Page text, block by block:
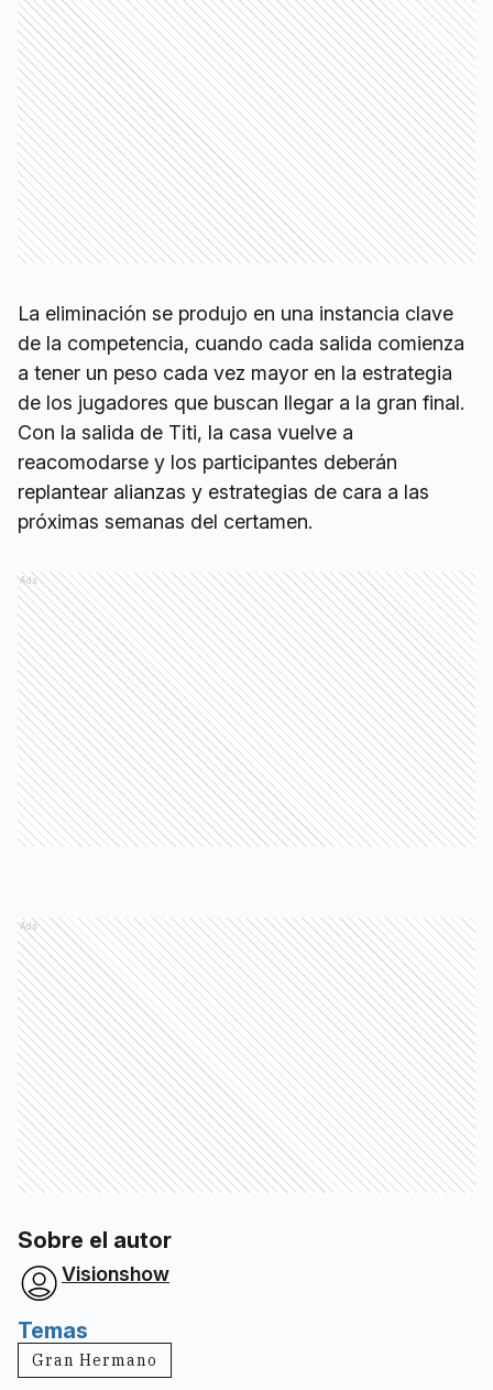
La eliminación se produjo en una instancia clave
de la competencia, cuando cada salida comienza
a tener un peso cada vez mayor en la estrategia
de los jugadores que buscan llegar a la gran final.
Con la salida de Titi, la casa vuelve a
reacomodarse y los participantes deberán
replantear alianzas y estrategias de cara a las
próximas semanas del certamen.
Ads
Ads
Sobre el autor
Visionshow
Temas
Gran Hermano